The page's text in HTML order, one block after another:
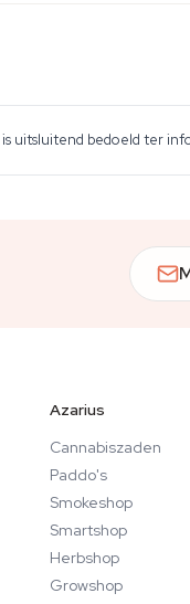
uitsluitend bedoeld ter
Azarius
Cannabiszaden
Paddo's
Smokeshop
Smartshop
Herbshop
Growshop